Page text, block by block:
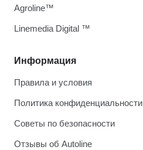
Информация
Правила и условия
Политика конфиденциальности
Советы по безопасности
Отзывы об Autoline
Agroline™
Linemedia Digital ™